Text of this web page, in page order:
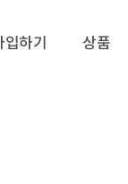
입하기 상품